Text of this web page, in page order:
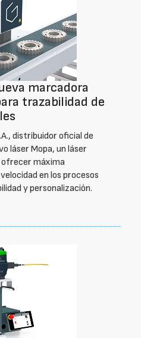
marcadora
trazabilidad de
distribuidor oficial de
láser Mopa, un láser
ofrecer máxima
en los procesos
y personalización.